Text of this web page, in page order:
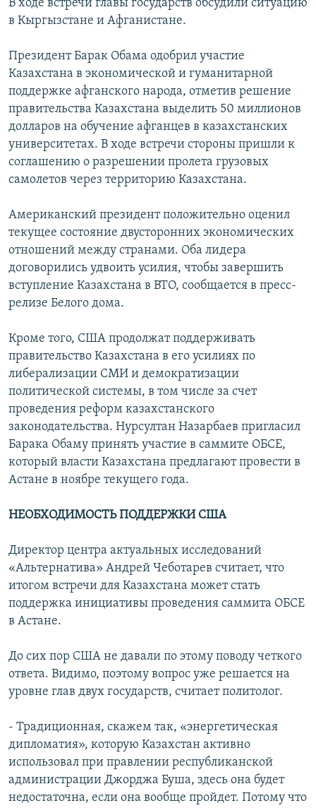
В ходе встречи главы государств обсудили ситуацию
в Кыргызстане и Афганистане.
Президент Барак Обама одобрил участие
Казахстана в экономической и гуманитарной
поддержке афганского народа, отметив решение
правительства Казахстана выделить 50 миллионов
долларов на обучение афганцев в казахстанских
университетах. В ходе встречи стороны пришли к
соглашению о разрешении пролета грузовых
самолетов через территорию Казахстана.
Американский президент положительно оценил
текущее состояние двусторонних экономических
отношений между странами. Оба лидера
договорились удвоить усилия, чтобы завершить
вступление Казахстана в ВТО, сообщается в пресс-
релизе Белого дома.
Кроме того, США продолжат поддерживать
правительство Казахстана в его усилиях по
либерализации СМИ и демократизации
политической системы, в том числе за счет
проведения реформ казахстанского
законодательства. Нурсултан Назарбаев пригласил
Барака Обаму принять участие в саммите ОБСЕ,
который власти Казахстана предлагают провести в
Астане в ноябре текущего года.
НЕОБХОДИМОСТЬ ПОДДЕРЖКИ США
Директор центра актуальных исследований
«Альтернатива» Андрей Чеботарев считает, что
итогом встречи для Казахстана может стать
поддержка инициативы проведения саммита ОБСЕ
в Астане.
До сих пор США не давали по этому поводу четкого
ответа. Видимо, поэтому вопрос уже решается на
уровне глав двух государств, считает политолог.
- Традиционная, скажем так, «энергетическая
дипломатия», которую Казахстан активно
использовал при правлении республиканской
администрации Джорджа Буша, здесь она будет
недостаточна, если она вообще пройдет. Потому что